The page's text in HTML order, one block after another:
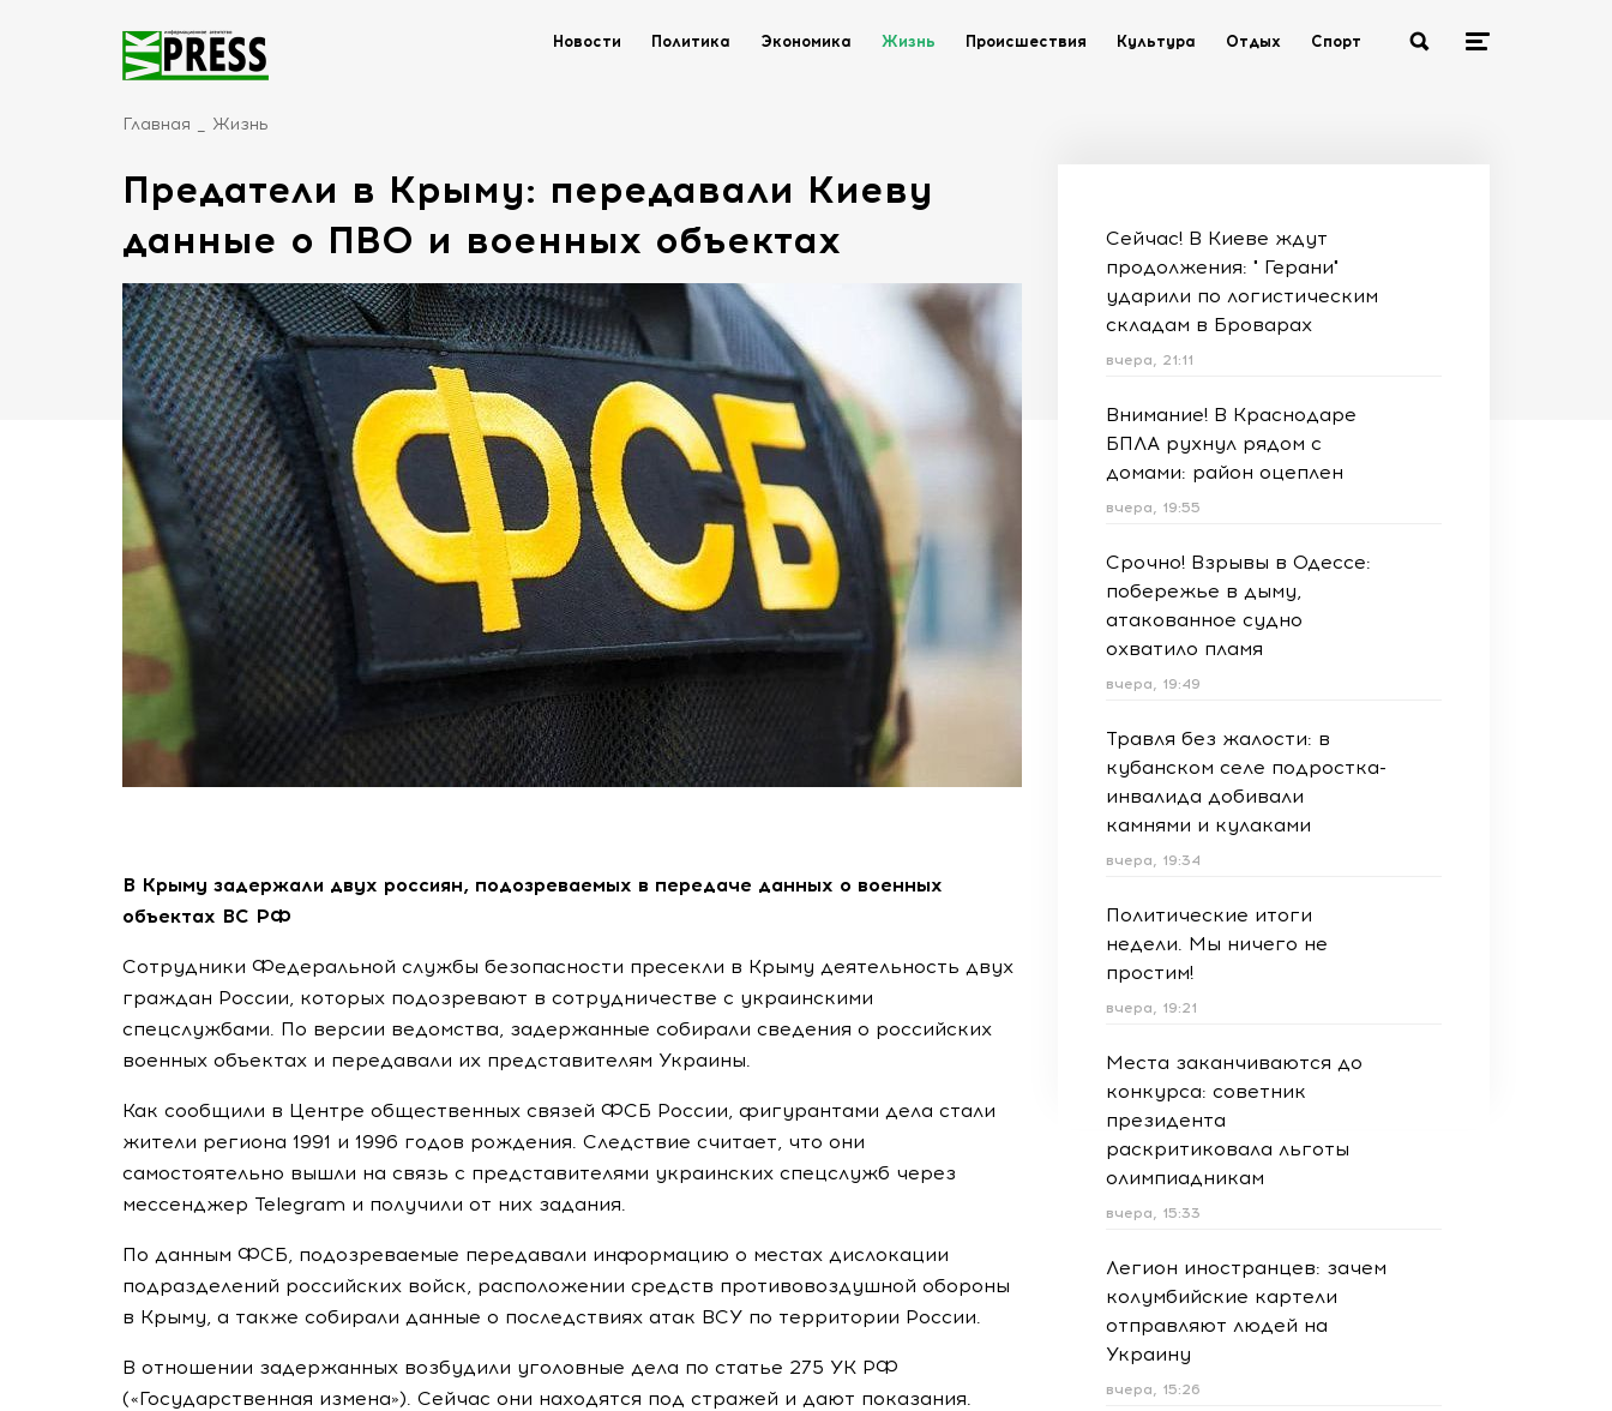
Новости Политика Экономика Жизнь Происшествия Культура Отдых Спорт
Главная Жизнь
Предатели в Крыму: передавали Киеву
данные о ПВО и военных объектах
В Крыму задержали двух россиян, подозреваемых в передаче данных о военных
объектах ВС РФ
Сотрудники Федеральной службы безопасности пресекли в Крыму деятельность двух
граждан России, которых подозревают в сотрудничестве с украинскими
спецслужбами. По версии ведомства, задержанные собирали сведения о российских
военных объектах и передавали их представителям Украины.
Как сообщили в Центре общественных связей ФСБ России, фигурантами дела стали
жители региона 1991 и 1996 годов рождения. Следствие считает, что они
самостоятельно вышли на связь с представителями украинских спецслужб через
мессенджер Telegram и получили от них задания.
По данным ФСБ, подозреваемые передавали информацию о местах дислокации
подразделений российских войск, расположении средств противовоздушной обороны
в Крыму, а также собирали данные о последствиях атак ВСУ по территории России.
В отношении задержанных возбудили уголовные дела по статье 275 УК РФ
(«Государственная измена»). Сейчас они находятся под стражей и дают показания.
Сейчас! В Киеве ждут
продолжения: " Герани"
ударили по логистическим
складам в Броварах
вчера, 21:11
Внимание! В Краснодаре
БПЛА рухнул рядом с
домами: район оцеплен
вчера, 19:55
Срочно! Взрывы в Одессе:
побережье в дыму,
атакованное судно
охватило пламя
вчера, 19:49
Травля без жалости: в
кубанском селе подростка-
инвалида добивали
камнями и кулаками
вчера, 19:34
Политические итоги
недели. Мы ничего не
простим!
вчера, 19:21
Места заканчиваются до
конкурса: советник
президента
раскритиковала льготы
олимпиадникам
вчера, 15:33
Легион иностранцев: зачем
колумбийские картели
отправляют людей на
Украину
вчера, 15:26